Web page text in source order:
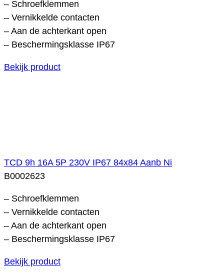
– Schroefklemmen
– Vernikkelde contacten
– Aan de achterkant open
– Beschermingsklasse IP67
Bekijk product
TCD 9h 16A 5P 230V IP67 84x84 Aanb Ni
B0002623
– Schroefklemmen
– Vernikkelde contacten
– Aan de achterkant open
– Beschermingsklasse IP67
Bekijk product